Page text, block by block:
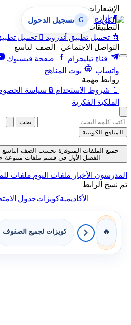
الإشعارات
🔔 إدارة الإشعارات
التطبيقات
🤖 تحميل تطبيق أندرويد  تحميل
التواصل الاجتماعي | الصف التاسع
قناة تيليجرام
صفحة فيسبوك
واتساب
بوت المناهج
روابط مهمة
📄 شروط الاستخدام 🔒 سياسة
الملكية الفكرية
G تسجيل الدخول
بحث
المناهج الكويتية
جميع الملفات المتوفرة بحسب الصف التاسع
الفصل الأول في قسم ملفات متنوعة حتى تاريخ
المدرسون الأخبار ملفات اليوم ملفات
تم نسخ الرابط
الأكاديميةكويزاتجدول
🔥 كويزات لجميع الصفوف